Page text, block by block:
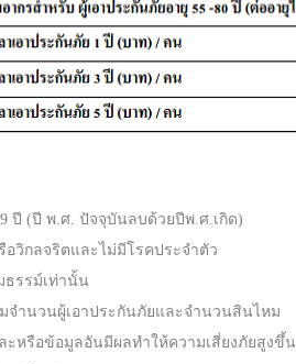
ปี (ปี พ.ศ. ปัจจุบันลบด้วยปีพ.ศ.เกิด)
วิกลจริตและไม่มีโรคประจำตัว
ธรรม์เท่านั้น
จำนวนผู้เอาประกันภัยและจำนวนสินไหม
ะหรือข้อมูลอันมีผลทำให้ความเสี่ยงภัยสูงขึ้น